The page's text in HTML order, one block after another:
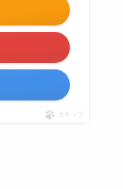
ポチップ